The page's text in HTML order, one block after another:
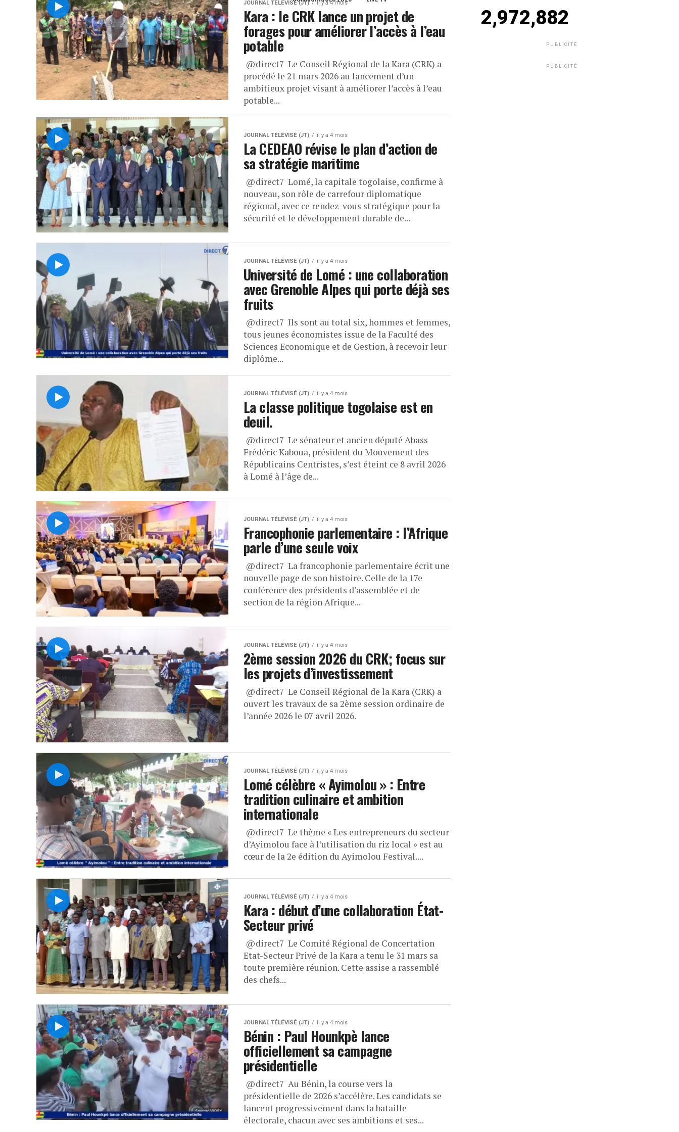
JOURNAL TÉLÉVISÉ (JT) il y a 4 mois
Kara : le CRK lance un projet de
forages pour améliorer l’accès à l’eau
potable
​ ⁨@direct7⁩ Le Conseil Régional de la Kara (CRK) a
procédé le 21 mars 2026 au lancement d’un
ambitieux projet visant à améliorer l’accès à l’eau
potable...
JOURNAL TÉLÉVISÉ (JT) il y a 4 mois
La CEDEAO révise le plan d’action de
sa stratégie maritime
​ ⁨@direct7⁩ Lomé, la capitale togolaise, confirme à
nouveau, son rôle de carrefour diplomatique
régional, avec ce rendez-vous stratégique pour la
sécurité et le développement durable de...
JOURNAL TÉLÉVISÉ (JT) il y a 4 mois
Université de Lomé : une collaboration
avec Grenoble Alpes qui porte déjà ses
fruits
​ ⁨@direct7⁩ Ils sont au total six, hommes et femmes,
tous jeunes économistes issue de la Faculté des
Sciences Economique et de Gestion, à recevoir leur
diplôme...
JOURNAL TÉLÉVISÉ (JT) il y a 4 mois
La classe politique togolaise est en
deuil.
​ ⁨@direct7⁩ Le sénateur et ancien député Abass
Frédéric Kaboua, président du Mouvement des
Républicains Centristes, s’est éteint ce 8 avril 2026
à Lomé à l’âge de...
JOURNAL TÉLÉVISÉ (JT) il y a 4 mois
Francophonie parlementaire : l’Afrique
parle d’une seule voix
​ ⁨@direct7⁩ La francophonie parlementaire écrit une
nouvelle page de son histoire. Celle de la 17e
conférence des présidents d’assemblée et de
section de la région Afrique...
JOURNAL TÉLÉVISÉ (JT) il y a 4 mois
2ème session 2026 du CRK; focus sur
les projets d’investissement
​ ⁨@direct7⁩ Le Conseil Régional de la Kara (CRK) a
ouvert les travaux de sa 2ème session ordinaire de
l’année 2026 le 07 avril 2026.
JOURNAL TÉLÉVISÉ (JT) il y a 4 mois
Lomé célèbre « Ayimolou » : Entre
tradition culinaire et ambition
internationale
​ ⁨@direct7⁩ Le thème « Les entrepreneurs du secteur
d’Ayimolou face à l’utilisation du riz local » est au
cœur de la 2e édition du Ayimolou Festival....
JOURNAL TÉLÉVISÉ (JT) il y a 4 mois
Kara : début d’une collaboration État-
Secteur privé
​ ⁨@direct7⁩ Le Comité Régional de Concertation
Etat-Secteur Privé de la Kara a tenu le 31 mars sa
toute première réunion. Cette assise a rassemblé
des chefs...
JOURNAL TÉLÉVISÉ (JT) il y a 4 mois
Bénin : Paul Hounkpè lance
officiellement sa campagne
présidentielle
​ ⁨@direct7⁩ Au Bénin, la course vers la
présidentielle de 2026 s’accélère. Les candidats se
lancent progressivement dans la bataille
électorale, chacun avec ses ambitions et ses...
2,972,882
PUBLICITÉ
PUBLICITÉ